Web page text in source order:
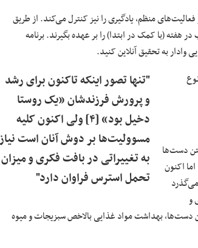
تحصیل و آموزش در فعالیت‌های منظم، یادگیری را نیز کنترل می‌کند. از طریق
(با کمک در ابتدا) را بر عهده بگیرند. برنامه
به تحقیق آنلاین کنید.
"تنها تصور اینکه تاکنون برای رشد
و پرورش فرزندشان «یک روستا
دخیل بود» [۴] ولی اکنون کلیه
مسوولیت‌ها بر دوش آنان است
به تغییراتی در بافت فکری و میزان
تحمل استرس فراوان دارد"
دست‌ها
اکنون
و
بهداشت مواد غذایی بالاخص سبزیجات و میوه